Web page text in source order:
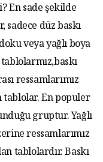
En sade şekilde
sadece düz baskı
veya yağlı boya
ressamlarımız
tablolar. En populer
gruptur. Yağlı
ressamlarımız
tablolardır. Baskı